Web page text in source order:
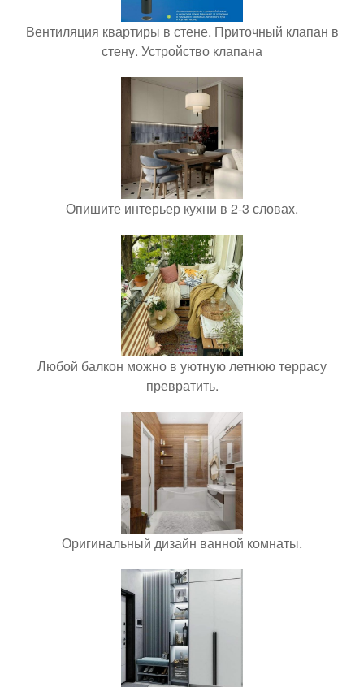
Вентиляция квартиры в стене. Приточный клапан в
стену. Устройство клапана
Опишите интерьер кухни в 2-3 словах.
Любой балкон можно в уютную летнюю террасу
превратить.
Оригинальный дизайн ванной комнаты.